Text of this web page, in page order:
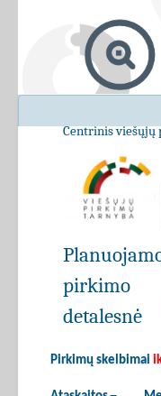
Centrinis
Pirkimų skelbimai
pirkimo
detalesnė